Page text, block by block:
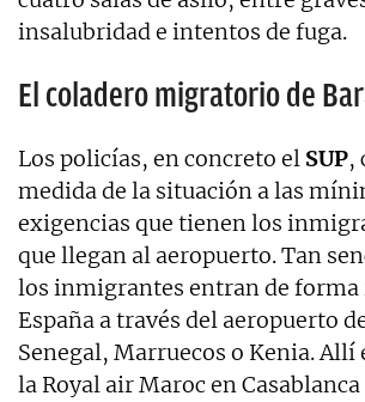
insalubridad e intentos de fuga.
El coladero migratorio de
Los policías, en concreto el SUP,
medida de la situación a las
exigencias que tienen los
que llegan al aeropuerto. Tan
los inmigrantes entran de forma
España a través del aeropuerto
Senegal, Marruecos o Kenia. Allí
la Royal air Maroc en